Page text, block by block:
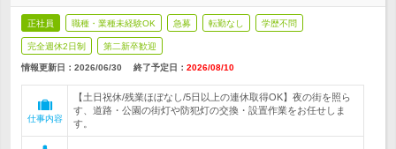
正社員 職種・業種未経験OK 急募 転勤なし 学歴不問
完全週休2日制 第二新卒歓迎
情報更新日：2026/06/30 終了予定日： 2026/08/10
仕事内容
【土日祝休/残業ほぼなし/5日以上の連休取得OK】夜の街を照ら
す、道路・公園の街灯や防犯灯の交換・設置作業をお任せしま
す。